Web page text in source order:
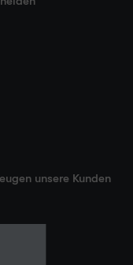
unsere Kunden